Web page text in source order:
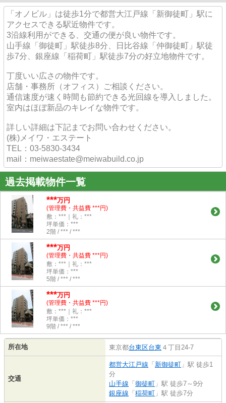
「オノビル」は徒歩1分で都営大江戸線「新御徒町」駅に
アクセスできる駅近物件です。
3沿線利用ができる、交通の便が良い物件です。
山手線「御徒町」駅徒歩8分、日比谷線「仲御徒町」駅徒
歩7分、銀座線「稲荷町」駅徒歩7分の好立地物件です。
丁度いい広さの物件です。
店舗・事務所（オフィス）ご相談ください。
通信速度が速く時間も節約できる光回線を導入しました。
室内はほぼ新品のキレイな物件です。
詳しい詳細は下記までお問い合わせください。
(株)メイワ・エステート
TEL：03-5830-3434
mail：meiwaestate@meiwabuild.co.jp
過去掲載物件一覧
***万円
(管理費・共益費 ***円)
敷：***｜礼：***
坪単価：***
2階 / *** / ***
***万円
(管理費・共益費 ***円)
敷：***｜礼：***
坪単価：***
5階 / *** / ***
***万円
(管理費・共益費 ***円)
敷：***｜礼：***
坪単価：***
9階 / *** / ***
所在地 東京都台東区台東 ４丁目24-7
交通
都営大江戸線 「 新御徒町 」駅 徒歩1
分
山手線 「 御徒町 」駅 徒歩7～9分
銀座線 「 稲荷町 」駅 徒歩7分